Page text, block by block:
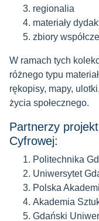
regionalia
materiały
zbiory
W ramach tych
różnego typu
rękopisy, mapy,
życia społecznego.
Partnerzy
Cyfrowej:
Politechnika
Uniwersytet
Polska
Akademia
Gdański